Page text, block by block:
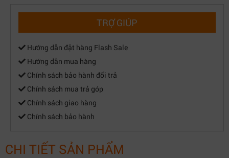
TRỢ GIÚP
Hướng dẫn đặt hàng Flash Sale
Hướng dẫn mua hàng
Chính sách bảo hành đổi trả
Chính sách mua trả góp
Chính sách giao hàng
Chính sách bảo hành
CHI TIẾT SẢN PHẨM